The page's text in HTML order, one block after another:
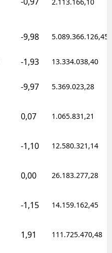
-9,98 5.089.366.126,45
-1,93 13.334.038,40
-9,97 5.369.023,28
0,07 1.065.831,21
-1,10 12.580.321,14
0,00 26.183.277,28
-1,15 14.159.162,45
1,91 111.725.470,48